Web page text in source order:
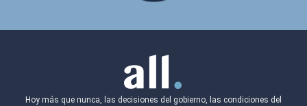
Hoy más que nunca, las decisiones del gobierno, las condiciones del